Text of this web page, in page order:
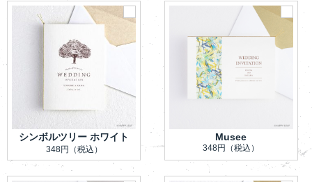
シンボルツリー ホワイト
348円 （税込）
Musee
348円 （税込）